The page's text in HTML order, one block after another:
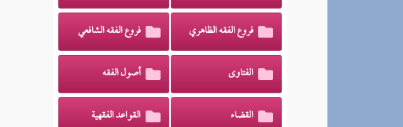
فروع الفقه الظاهري فروع الفقه الشافعي
الفتاوى أصول الفقه
القضاء القواعد الفقهية